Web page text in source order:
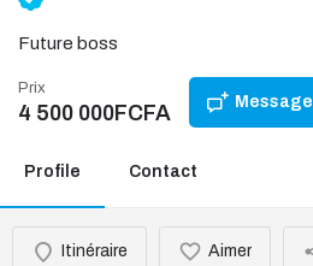
Future boss
Prix
4 500 000FCFA Message
Profile Contact
Itinéraire Aimer